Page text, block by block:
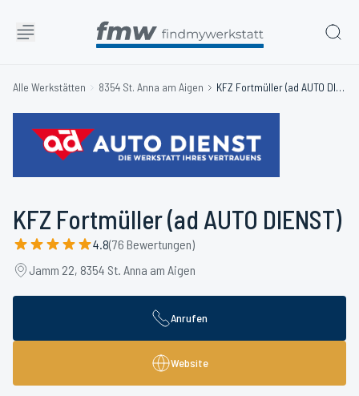
Alle Werkstätten 8354 St. Anna am Aigen KFZ Fortmüller (ad AUTO DIENST)
KFZ Fortmüller (ad AUTO DIENST)
4.8(76 Bewertungen)
Jamm 22, 8354 St. Anna am Aigen
Anrufen
Website